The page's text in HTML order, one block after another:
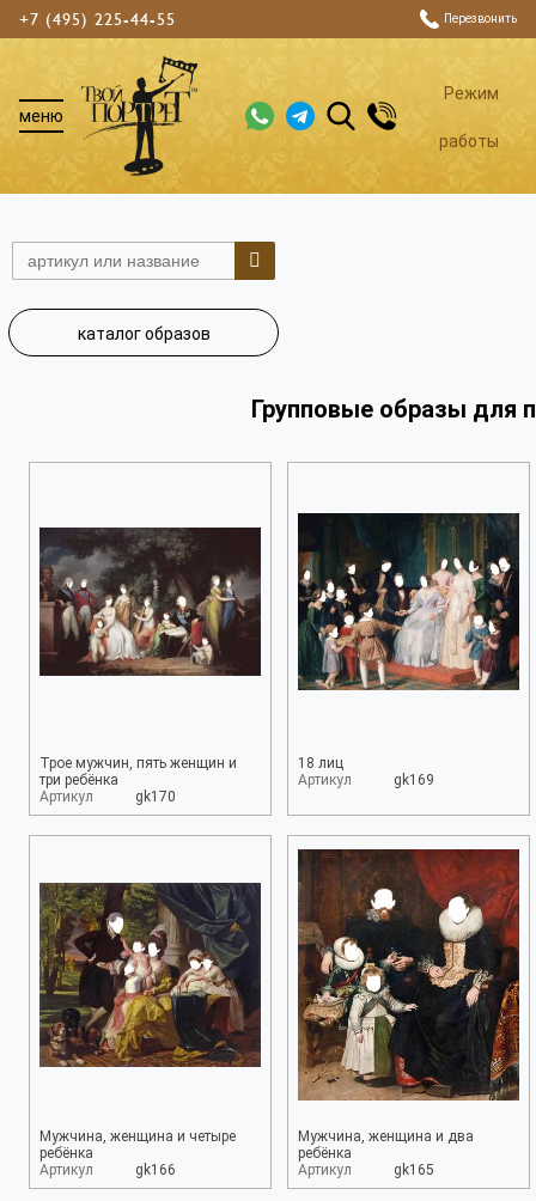
+7 (495) 225-44-55 Перезвонить
меню
Режим
работы
каталог образов
Групповые образы для
Трое мужчин, пять женщин и
три ребёнка
Артикул
gk170
18 лиц
Артикул
gk169
Мужчина, женщина и четыре
ребёнка
Артикул
gk166
Мужчина, женщина и два
ребёнка
Артикул
gk165